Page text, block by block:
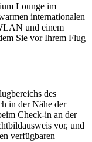
Lounge im
internationalen
und einem
Sie vor Ihrem Flug
des
in der Nähe der
Check-in an der
vor, und
verfügbaren